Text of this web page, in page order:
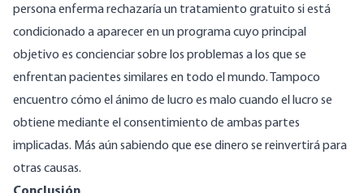
persona enferma rechazaría un tratamiento gratuito si está
condicionado a aparecer en un programa cuyo principal
objetivo es concienciar sobre los problemas a los que se
enfrentan pacientes similares en todo el mundo. Tampoco
encuentro cómo el ánimo de lucro es malo cuando el lucro se
obtiene mediante el consentimiento de ambas partes
implicadas. Más aún sabiendo que ese dinero se reinvertirá para
otras causas.